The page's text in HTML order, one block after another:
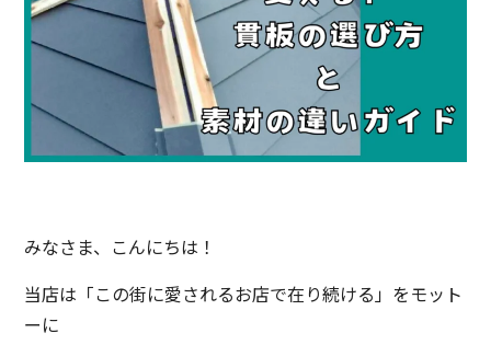
みなさま、こんにちは！
当店は「この街に愛されるお店で在り続ける」をモット
ーに